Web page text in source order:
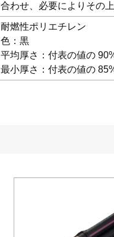
合わせ、必要によりその
耐燃性ポリエチレン
色：黒
平均厚さ：付表の値の
最小厚さ：付表の値の